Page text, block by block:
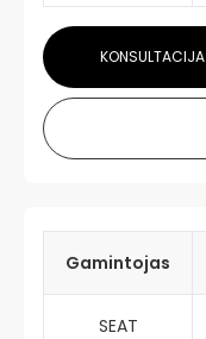
KONSULTACIJA
Gamintojas
SEAT